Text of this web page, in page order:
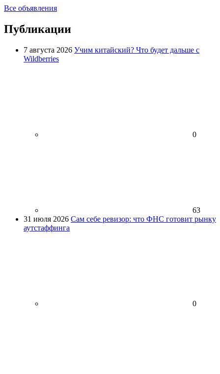
Все объявления
Публикации
7 августа 2026 Учим китайский? Что будет дальше с
Wildberries
0
63
31 июля 2026 Сам себе ревизор: что ФНС готовит рынку
аутстаффинга
0